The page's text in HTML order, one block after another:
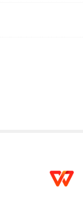
以通过电脑端用手机
的是华为手机下载最新